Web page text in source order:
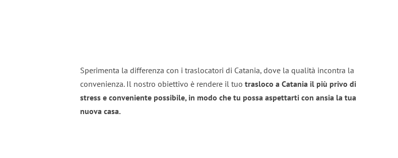
Sperimenta la differenza con i traslocatori di Catania, dove la qualità incontra la
convenienza. Il nostro obiettivo è rendere il tuo trasloco a Catania il più privo di
stress e conveniente possibile, in modo che tu possa aspettarti con ansia la tua
nuova casa.